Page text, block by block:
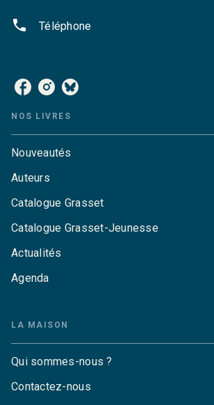
phone Téléphone
NOS LIVRES
Nouveautés
Auteurs
Catalogue Grasset
Catalogue Grasset-Jeunesse
Actualités
Agenda
LA MAISON
Qui sommes-nous ?
Contactez-nous